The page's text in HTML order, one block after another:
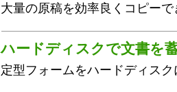
大量の原稿を効率良くコピー
ハードディスクで文書を
定型フォームをハードディス